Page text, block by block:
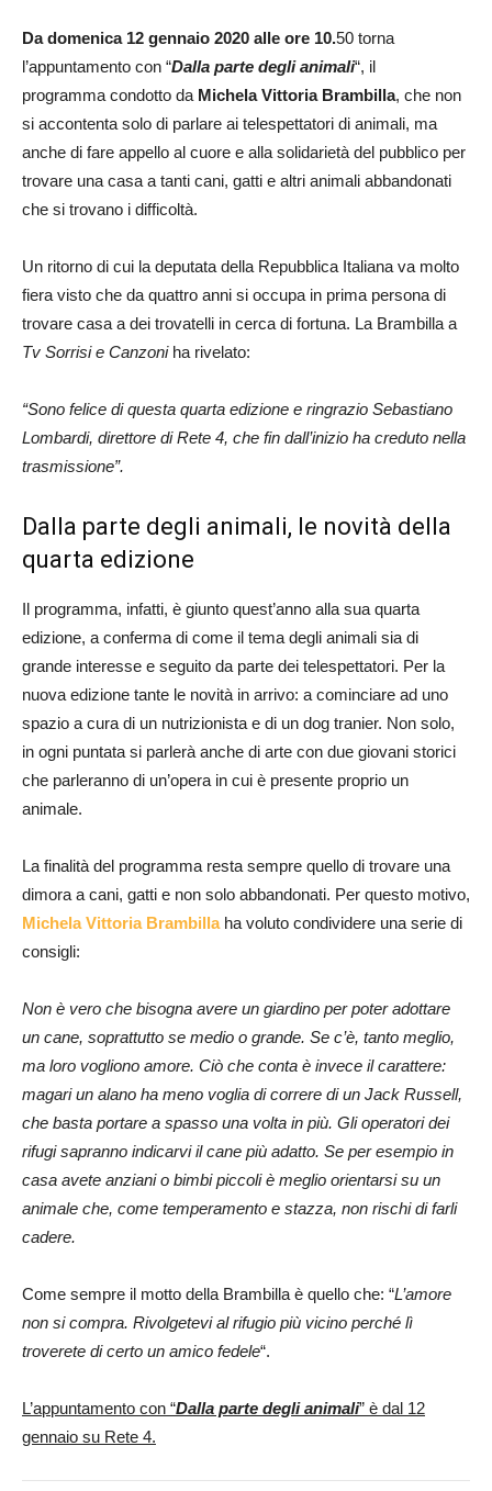
Da domenica 12 gennaio 2020 alle ore 10.50 torna
l’appuntamento con “Dalla parte degli animali“, il
programma condotto da Michela Vittoria Brambilla, che non
si accontenta solo di parlare ai telespettatori di animali, ma
anche di fare appello al cuore e alla solidarietà del pubblico per
trovare una casa a tanti cani, gatti e altri animali abbandonati
che si trovano i difficoltà.
Un ritorno di cui la deputata della Repubblica Italiana va molto
fiera visto che da quattro anni si occupa in prima persona di
trovare casa a dei trovatelli in cerca di fortuna. La Brambilla a
Tv Sorrisi e Canzoniha rivelato:
“Sono felice di questa quarta edizione e ringrazio Sebastiano
Lombardi, direttore di Rete 4, che fin dall’inizio ha creduto nella
trasmissione”.
Dalla parte degli animali, le novità della
quarta edizione
Il programma, infatti, è giunto quest’anno alla sua quarta
edizione, a conferma di come il tema degli animali sia di
grande interesse e seguito da parte dei telespettatori. Per la
nuova edizione tante le novità in arrivo: a cominciare ad uno
spazio a cura di un nutrizionista e di un dog tranier. Non solo,
in ogni puntata si parlerà anche di arte con due giovani storici
che parleranno di un’opera in cui è presente proprio un
animale.
La finalità del programma resta sempre quello di trovare una
dimora a cani, gatti e non solo abbandonati. Per questo motivo,
Michela Vittoria Brambillaha voluto condividere una serie di
consigli:
Non è vero che bisogna avere un giardino per poter adottare
un cane, soprattutto se medio o grande. Se c’è, tanto meglio,
ma loro vogliono amore. Ciò che conta è invece il carattere:
magari un alano ha meno voglia di correre di un Jack Russell,
che basta portare a spasso una volta in più. Gli operatori dei
rifugi sapranno indicarvi il cane più adatto. Se per esempio in
casa avete anziani o bimbi piccoli è meglio orientarsi su un
animale che, come temperamento e stazza, non rischi di farli
cadere.
Come sempre il motto della Brambilla è quello che: “L’amore
non si compra. Rivolgetevi al rifugio più vicino perché lì
troverete di certo un amico fedele“.
L’appuntamento con “Dalla parte degli animali” è dal 12
gennaio su Rete 4.